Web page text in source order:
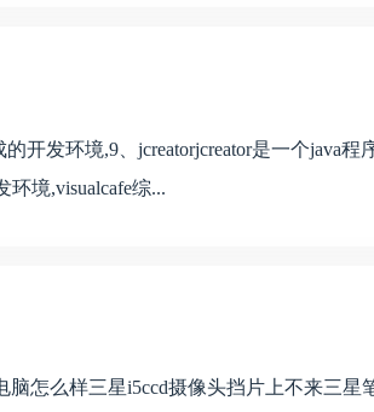
开发环境,9、jcreatorjcreator是一个java程
境,visualcafe综...
脑怎么样三星i5ccd摄像头挡片上不来三星